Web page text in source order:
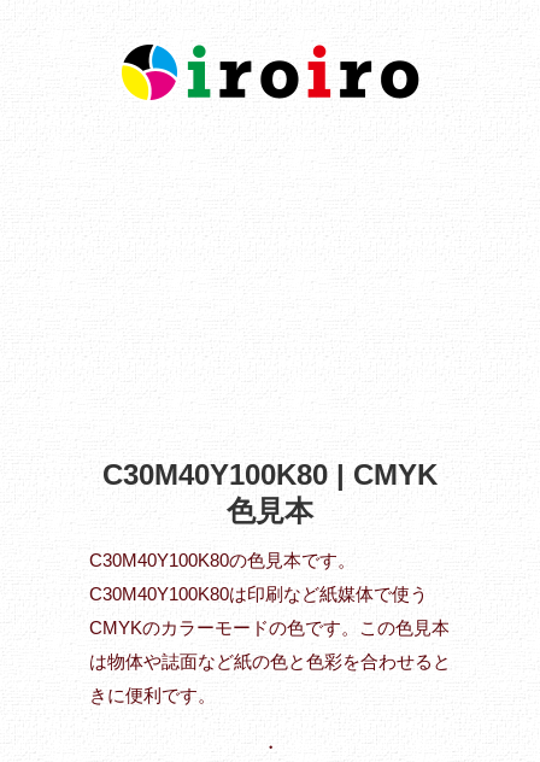
C30M40Y100K80 | CMYK
色見本
C30M40Y100K80の色見本です。
C30M40Y100K80は印刷など紙媒体で使う
CMYKのカラーモードの色です。この色見本
は物体や誌面など紙の色と色彩を合わせると
きに便利です。
・